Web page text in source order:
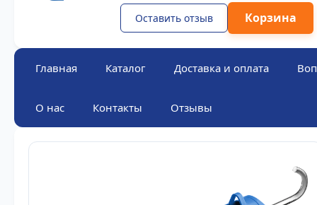
Оставить отзыв Корзина
Главная Каталог Доставка и оплата
О нас Контакты Отзывы